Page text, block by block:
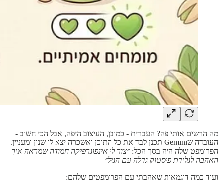
מה הרשים אותי פה? העברית - כמובן, העיצוב היפה, אבל הכי חשוב -
העובדה שGemini תכנן לבד את כל התוכן ואשכרה יצא לו שנון ומעניין.
הפרומפט שלה היה בסך הכל: ״צור לי אינפוגרפיקה חמודה שמראה איך
האהבה לגלידת פיסטוק גדלה עם הגיל״
ועוד כמה דוגמאות שאהבתי עם הפרומפטים שלהם: